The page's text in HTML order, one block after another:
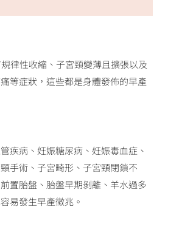
律性收縮、子宮頸變薄且擴張以及
等症狀，這些都是身體發佈的早產
疾病、妊娠糖尿病、妊娠毒血症、
手術、子宮畸形、子宮頸閉鎖不
置胎盤、胎盤早期剝離、羊水過多
易發生早產徵兆。